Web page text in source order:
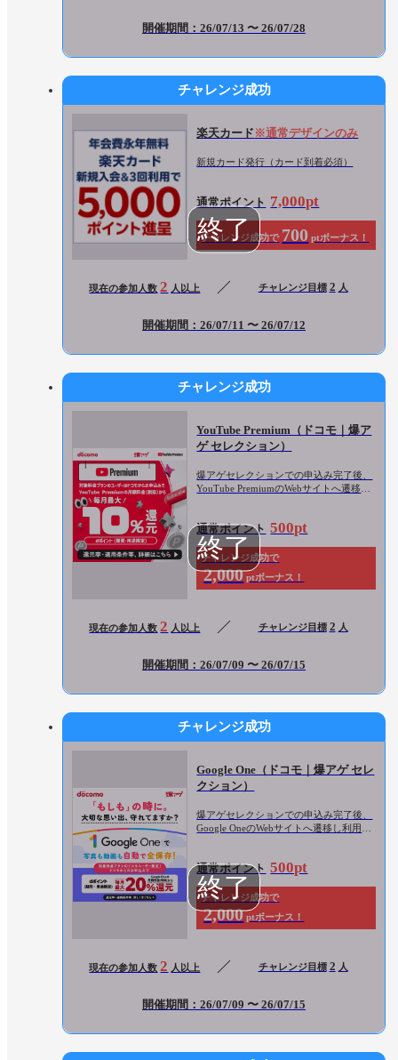
開催期間：26/07/13 〜 26/07/28
チャレンジ成功
楽天カード ※通常デザインのみ
新規カード発行（カード到着必須）
通常ポイント 7,000pt
チャレンジ成功で 700 ptボーナス！
現在の参加人数 2 人以上 チャレンジ目標 2 人
開催期間：26/07/11 〜 26/07/12
チャレンジ成功
YouTube Premium（ドコモ｜爆ア
ゲ セレクション）
爆アゲセレクションでの申込み完了後、
YouTube PremiumのWebサイトへ遷移し
通常ポイント 500pt
チャレンジ成功で
2,000 ptボーナス！
現在の参加人数 2 人以上 チャレンジ目標 2 人
開催期間：26/07/09 〜 26/07/15
チャレンジ成功
Google One（ドコモ｜爆アゲ セレ
クション）
爆アゲセレクションでの申込み完了後、
Google OneのWebサイトへ遷移し利用登
通常ポイント 500pt
チャレンジ成功で
2,000 ptボーナス！
現在の参加人数 2 人以上 チャレンジ目標 2 人
開催期間：26/07/09 〜 26/07/15